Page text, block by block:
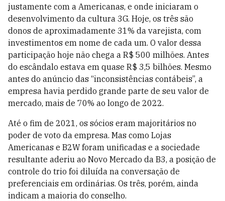
justamente com a Americanas, e onde iniciaram o
desenvolvimento da cultura 3G. Hoje, os três são
donos de aproximadamente 31% da varejista, com
investimentos em nome de cada um. O valor dessa
participação hoje não chega a R$ 500 milhões. Antes
do escândalo estava em quase R$ 3,5 bilhões. Mesmo
antes do anúncio das “inconsistências contábeis”, a
empresa havia perdido grande parte de seu valor de
mercado, mais de 70% ao longo de 2022.
Até o fim de 2021, os sócios eram majoritários no
poder de voto da empresa. Mas como Lojas
Americanas e B2W foram unificadas e a sociedade
resultante aderiu ao Novo Mercado da B3, a posição de
controle do trio foi diluída na conversação de
preferenciais em ordinárias. Os três, porém, ainda
indicam a maioria do conselho.